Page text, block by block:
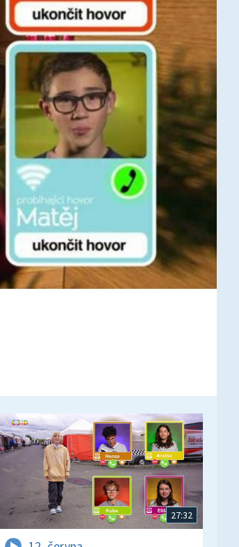
27:32